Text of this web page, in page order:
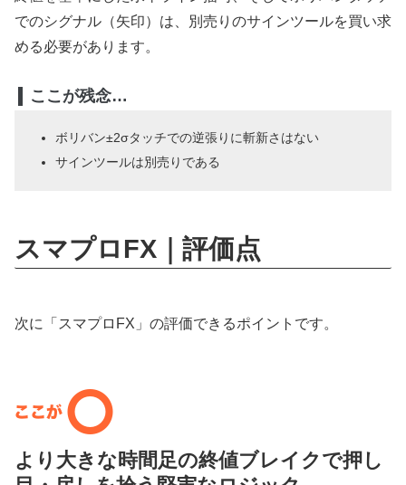
でのシグナル（矢印）は、別売りのサインツールを買い求
める必要があります。
ここが残念…
ボリバン±2σタッチでの逆張りに斬新さはない
サインツールは別売りである
スマプロFX｜評価点
次に「スマプロFX」の評価できるポイントです。
より大きな時間足の終値ブレイクで押し